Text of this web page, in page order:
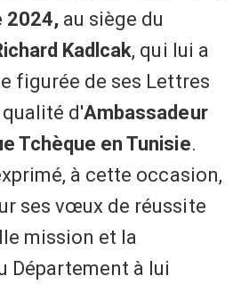
2024, au siège du
Kadlcak, qui lui a
figurée de ses Lettres
qualité d'Ambassadeur
Tchèque en Tunisie.
à cette occasion,
ses vœux de réussite
mission et la
Département à lui